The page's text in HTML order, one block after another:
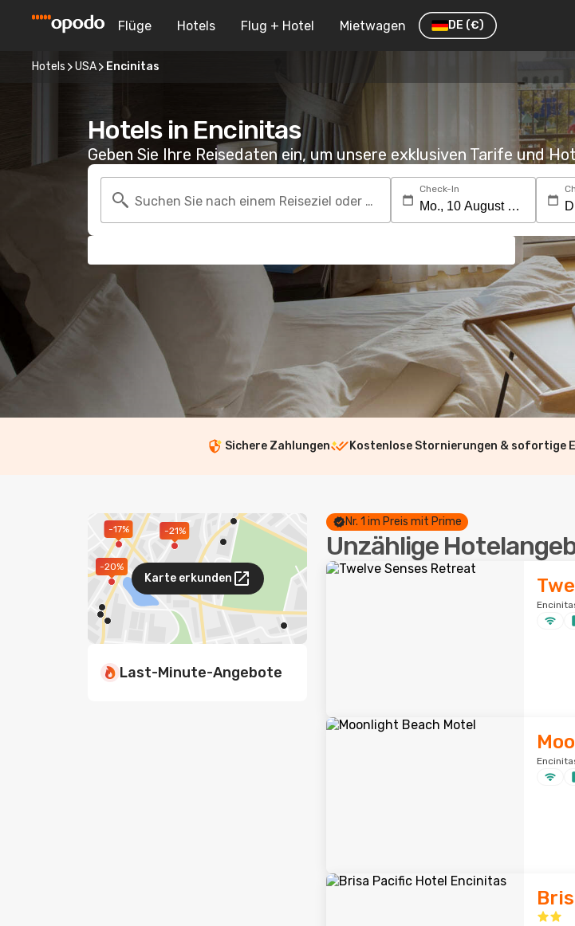
Flüge Hotels Flug + Hotel Mietwagen DE (€)
Hotels USA Encinitas
Hotels in Encinitas
Geben Sie Ihre Reisedaten ein, um unsere exklusiven Tarife und
Suchen Sie nach einem Reiseziel oder Hotel
Check-In
Sichere Zahlungen Kostenlose Stornierungen & sofortige
-20%
-21%
-17%
Karte erkunden
Last-Minute-Angebote
Nr. 1 im Preis mit Prime
Unzählige